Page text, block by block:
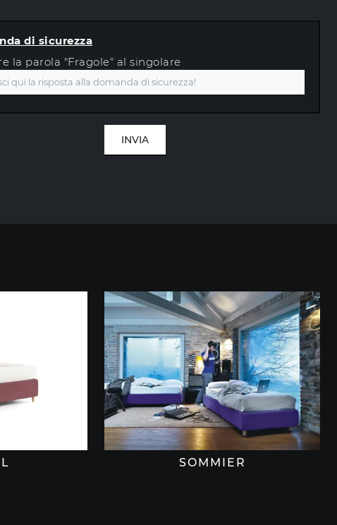
di sicurezza
la parola "Fragole" al singolare
INVIA
SOMMIER